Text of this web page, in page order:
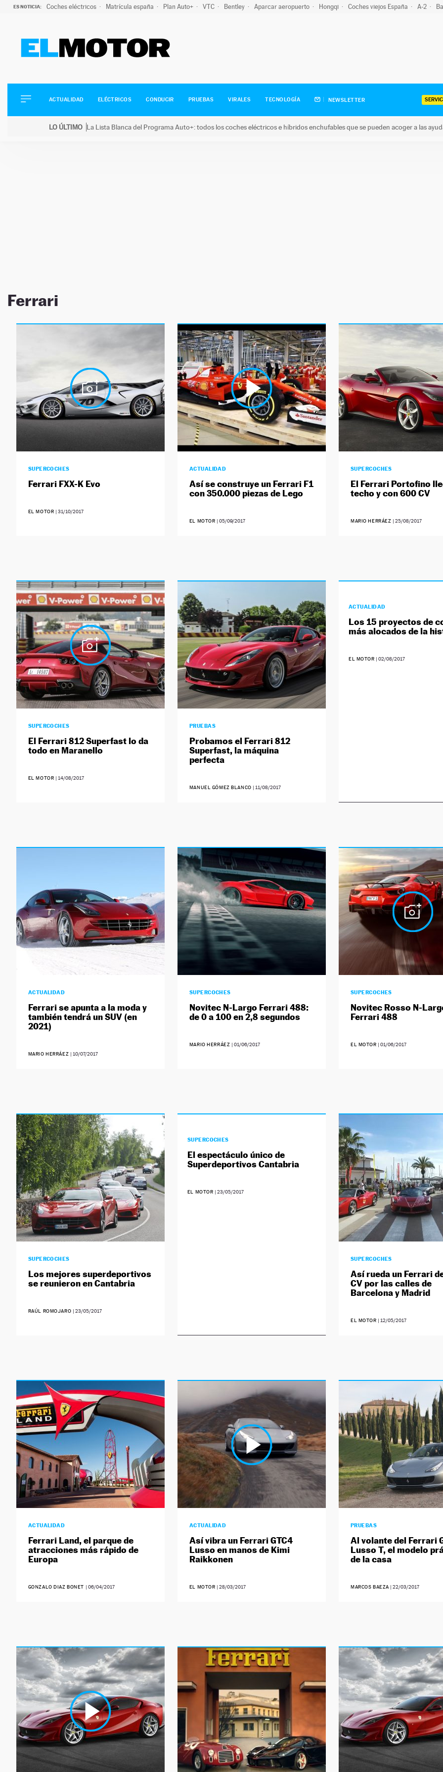
ES NOTICIA: Coches eléctricos Matrícula españa Plan Auto+ VTC Bentley Aparcar aeropuerto Hongqi Coches viejos España A-2
ELÉCTRICOS
CONDUCIR
ACTUALIDAD ELÉCTRICOS CONDUCIR PRUEBAS VIRALES TECNOLOGÍA NEWSLETTER
LO ÚLTIMO La Lista Blanca del Programa Auto+: todos los coches eléctricos e híbridos enchufables que se pueden acoger a las
Ferrari
SUPERCOCHES
Ferrari FXX-K Evo
EL MOTOR | 31/10/2017
ACTUALIDAD
Así se construye un Ferrari F1
con 350.000 piezas de Lego
EL MOTOR |05/09/2017
SUPERCOCHES
El Ferrari Portofino
techo y con 600 CV
MARIO HERRÁEZ | 25/08/2017
SUPERCOCHES
El Ferrari 812 Superfast lo da
todo en Maranello
EL MOTOR | 14/08/2017
PRUEBAS
Probamos el Ferrari 812
Superfast, la máquina
perfecta
MANUEL GÓMEZ BLANCO | 11/08/2017
ACTUALIDAD
Los 15 proyectos de
más alocados de la
EL MOTOR |02/08/2017
ACTUALIDAD
Ferrari se apunta a la moda y
también tendrá un SUV (en
2021)
MARIO HERRÁEZ | 10/07/2017
SUPERCOCHES
Novitec N-Largo Ferrari 488:
de 0 a 100 en 2,8 segundos
MARIO HERRÁEZ | 01/06/2017
SUPERCOCHES
Novitec Rosso N-
Ferrari 488
EL MOTOR |01/06/2017
SUPERCOCHES
Los mejores superdeportivos
se reunieron en Cantabria
RAÚL ROMOJARO | 23/05/2017
SUPERCOCHES
El espectáculo único de
Superdeportivos Cantabria
EL MOTOR |23/05/2017
SUPERCOCHES
Así rueda un Ferrari
CV por las calles de
Barcelona y Madrid
EL MOTOR | 12/05/2017
ACTUALIDAD
Ferrari Land, el parque de
atracciones más rápido de
Europa
GONZALO DIAZ BONET | 06/04/2017
ACTUALIDAD
Así vibra un Ferrari GTC4
Lusso en manos de Kimi
Raikkonen
EL MOTOR |28/03/2017
PRUEBAS
Al volante del Ferrari
Lusso T, el modelo
de la casa
MARCOS BAEZA |22/03/2017